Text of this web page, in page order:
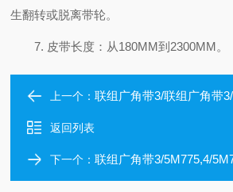
生翻转或脱离带轮。
7. 皮带长度：从180MM到2300MM。
上一个：联组广角带3/联组广角带3/5M850,4/5M850,5/
返回列表
下一个：联组广角带3/5M775,4/5M775,5/5M775,6/